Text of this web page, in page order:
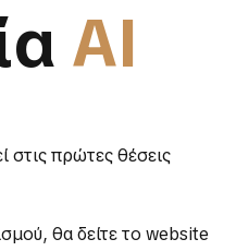
ΑΙ
στις πρώτες θέσεις
θα δείτε το website